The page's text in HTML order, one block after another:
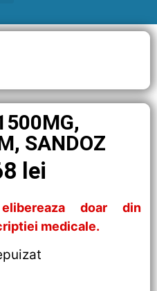
SANDOZ
lei
doar din
medicale.